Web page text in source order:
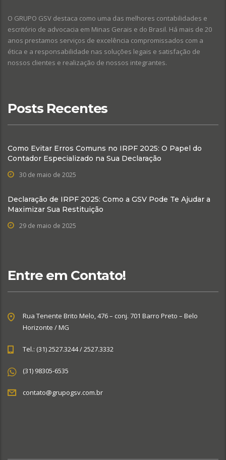
O GRUPO GSV destaca como uma das melhores contabilidades e
escritório de advocacia em Minas Gerais e do Brasil. Há mais de 20
anos prestamos serviços de excelência compromissados com a
ética e a responsabilidade nas soluções legais e satisfação de
nossos clientes e realização de nossos integrantes.
Posts Recentes
Como Evitar Erros Comuns no IRPF 2025: O Papel do
Contador Especializado na Sua Declaração
30 de maio de 2025
Declaração de IRPF 2025: Como a GSV Pode Te Ajudar a
Maximizar Sua Restituição
29 de maio de 2025
Entre em Contato!
Rua Tenente Brito Melo, 476 – conj. 701 Barro Preto – Belo
Horizonte / MG
Tel.: (31) 2527.3244 / 2527.3332
(31) 98305-6535
contato@grupogsv.com.br